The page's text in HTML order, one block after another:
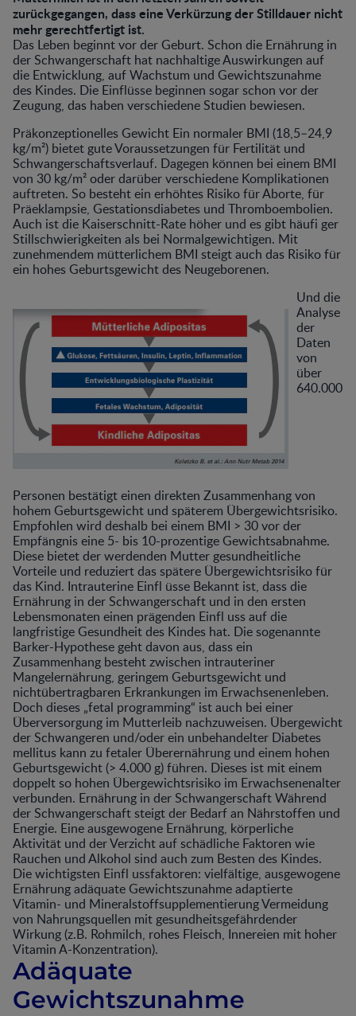
zurückgegangen, dass eine Verkürzung der Stilldauer nicht
mehr gerechtfertigt ist.
Das Leben beginnt vor der Geburt. Schon die Ernährung in
der Schwangerschaft hat nachhaltige Auswirkungen auf
die Entwicklung, auf Wachstum und Gewichtszunahme
des Kindes. Die Einflüsse beginnen sogar schon vor der
Zeugung, das haben verschiedene Studien bewiesen.
Präkonzeptionelles Gewicht Ein normaler BMI (18,5–24,9
kg/m²) bietet gute Voraussetzungen für Fertilität und
Schwangerschaftsverlauf. Dagegen können bei einem BMI
von 30 kg/m² oder darüber verschiedene Komplikationen
auftreten. So besteht ein erhöhtes Risiko für Aborte, für
Präeklampsie, Gestationsdiabetes und Thromboembolien.
Auch ist die Kaiserschnitt-Rate höher und es gibt häufi ger
Stillschwierigkeiten als bei Normalgewichtigen. Mit
zunehmendem mütterlichem BMI steigt auch das Risiko für
ein hohes Geburtsgewicht des Neugeborenen.
Und die
Analyse
der
Daten
von
über
640.000
Personen bestätigt einen direkten Zusammenhang von
hohem Geburtsgewicht und späterem Übergewichtsrisiko.
Empfohlen wird deshalb bei einem BMI > 30 vor der
Empfängnis eine 5- bis 10-prozentige Gewichtsabnahme.
Diese bietet der werdenden Mutter gesundheitliche
Vorteile und reduziert das spätere Übergewichtsrisiko für
das Kind. Intrauterine Einfl üsse Bekannt ist, dass die
Ernährung in der Schwangerschaft und in den ersten
Lebensmonaten einen prägenden Einfl uss auf die
langfristige Gesundheit des Kindes hat. Die sogenannte
Barker-Hypothese geht davon aus, dass ein
Zusammenhang besteht zwischen intrauteriner
Mangelernährung, geringem Geburtsgewicht und
nichtübertragbaren Erkrankungen im Erwachsenenleben.
Doch dieses „fetal programming“ ist auch bei einer
Überversorgung im Mutterleib nachzuweisen. Übergewicht
der Schwangeren und/oder ein unbehandelter Diabetes
mellitus kann zu fetaler Überernährung und einem hohen
Geburtsgewicht (> 4.000 g) führen. Dieses ist mit einem
doppelt so hohen Übergewichtsrisiko im Erwachsenenalter
verbunden. Ernährung in der Schwangerschaft Während
der Schwangerschaft steigt der Bedarf an Nährstoffen und
Energie. Eine ausgewogene Ernährung, körperliche
Aktivität und der Verzicht auf schädliche Faktoren wie
Rauchen und Alkohol sind auch zum Besten des Kindes.
Die wichtigsten Einfl ussfaktoren: vielfältige, ausgewogene
Ernährung adäquate Gewichtszunahme adaptierte
Vitamin- und Mineralstoffsupplementierung Vermeidung
von Nahrungsquellen mit gesundheitsgefährdender
Wirkung (z.B. Rohmilch, rohes Fleisch, Innereien mit hoher
Vitamin A-Konzentration).
Adäquate
Gewichtszunahme